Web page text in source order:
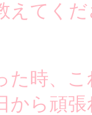
えてくだ
時、こ
から頑